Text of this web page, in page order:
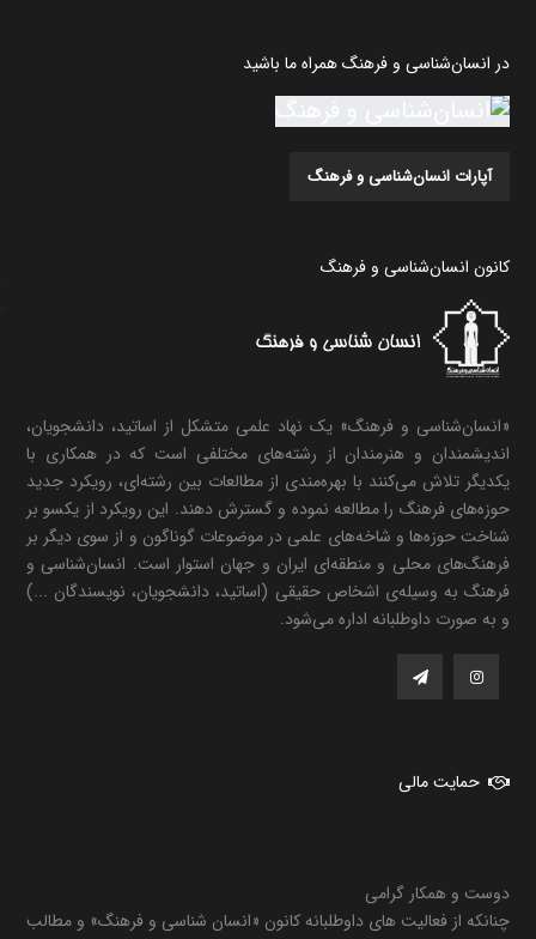
در انسان‌شناسی و فرهنگ همراه ما باشید
آپارات انسان‌شناسی و فرهنگ
کانون انسان‌شناسی و فرهنگ
«انسان‌شناسی و فرهنگ» یک نهاد علمی متشکل از اساتید، دانشجویان،
اندیشمندان و هنرمندان از رشته‌های مختلفی است که در همکاری با
یکدیگر تلاش می‌کنند با بهره‌مندی از مطالعات بین رشته‌ای، رویکرد جدید
حوزه‌های فرهنگ را مطالعه نموده و گسترش دهند. این رویکرد از یکسو بر
شناخت حوزه‌ها و شاخه‌های علمی در موضوعات گوناگون و از سوی دیگر بر
فرهنگ‌های محلی و منطقه‌ای ایران و جهان استوار است. انسان‌شناسی و
فرهنگ به وسیله‌ی اشخاص حقیقی (اساتید، دانشجویان، نویسندگان ...)
و به صورت داوطلبانه اداره می‌شود.
حمایت مالی
دوست و همکار گرامی
چنانکه از فعالیت های داوطلبانه کانون «انسان شناسی و فرهنگ» و مطالب